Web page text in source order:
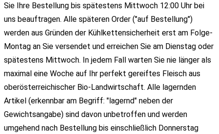
Sie Ihre Bestellung bis spätestens Mittwoch 12:00 Uhr bei
uns beauftragen. Alle späteren Order ("auf Bestellung")
werden aus Gründen der Kühlkettensicherheit erst am Folge-
Montag an Sie versendet und erreichen Sie am Dienstag oder
spätestens Mittwoch. In jedem Fall warten Sie nie länger als
maximal eine Woche auf Ihr perfekt gereiftes Fleisch aus
oberösterreichischer Bio-Landwirtschaft. Alle lagernden
Artikel (erkennbar am Begriff: "lagernd" neben der
Gewichtsangabe) sind davon unbetroffen und werden
umgehend nach Bestellung bis einschließlich Donnerstag